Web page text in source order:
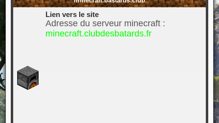
Lien vers le site
Adresse du serveur minecraft :
minecraft.clubdesbatards.fr